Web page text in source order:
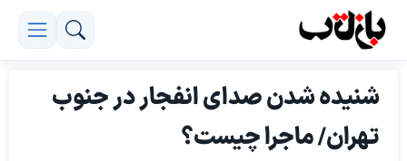
شنیده شدن صدای انفجار در جنوب
تهران/ ماجرا چیست؟